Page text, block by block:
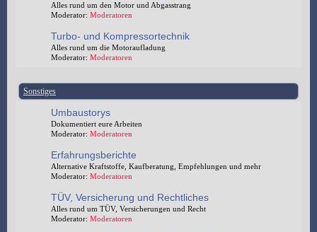
Alles rund um den Motor und Abgasstrang
Moderator: Moderatoren
Turbo- und Kompressortechnik
Alles rund um die Motoraufladung
Moderator: Moderatoren
Sonstiges
Umbaustorys
Dokumentiert eure Arbeiten
Moderator: Moderatoren
Erfahrungsberichte
Alternative Kraftstoffe, Kaufberatung, Empfehlungen und mehr
Moderator: Moderatoren
TÜV, Versicherung und Rechtliches
Alles rund um TÜV, Versicherungen und Recht
Moderator: Moderatoren